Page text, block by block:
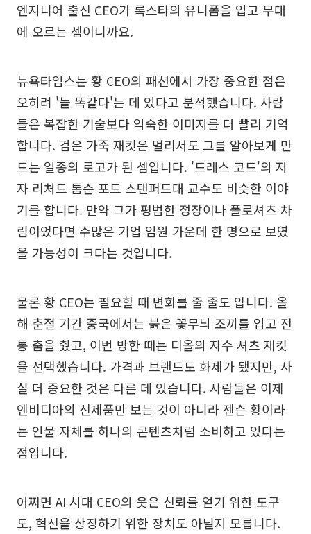
엔지니어 출신 CEO가 록스타의 유니폼을 입고 무대
에 오르는 셈이니까요.
뉴욕타임스는 황 CEO의 패션에서 가장 중요한 점은
오히려 '늘 똑같다'는 데 있다고 분석했습니다. 사람
들은 복잡한 기술보다 익숙한 이미지를 더 빨리 기억
합니다. 검은 가죽 재킷은 멀리서도 그를 알아보게 만
드는 일종의 로고가 된 셈입니다. '드레스 코드'의 저
자 리처드 톰슨 포드 스탠퍼드대 교수도 비슷한 이야
기를 합니다. 만약 그가 평범한 정장이나 폴로셔츠 차
림이었다면 수많은 기업 임원 가운데 한 명으로 보였
을 가능성이 크다는 것입니다.
물론 황 CEO는 필요할 때 변화를 줄 줄도 압니다. 올
해 춘절 기간 중국에서는 붉은 꽃무늬 조끼를 입고 전
통 춤을 췄고, 이번 방한 때는 디올의 자수 셔츠 재킷
을 선택했습니다. 가격과 브랜드도 화제가 됐지만, 사
실 더 중요한 것은 다른 데 있습니다. 사람들은 이제
엔비디아의 신제품만 보는 것이 아니라 젠슨 황이라
는 인물 자체를 하나의 콘텐츠처럼 소비하고 있다는
점입니다.
어쩌면 AI 시대 CEO의 옷은 신뢰를 얻기 위한 도구
도, 혁신을 상징하기 위한 장치도 아닐지 모릅니다.